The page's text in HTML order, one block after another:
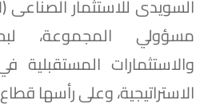
مسؤولي المجموعة،
والاستثمارات
الاستراتيجية، وعلى رأسها